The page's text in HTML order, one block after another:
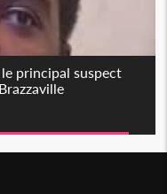
principal suspect